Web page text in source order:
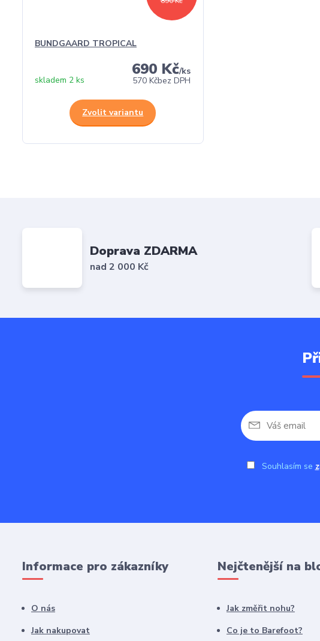
BUNDGAARD TROPICAL
690 Kč/ks
570 Kčbez DPH
skladem 2 ks
Zvolit variantu
Doprava ZDARMA
nad 2 000 Kč
Souhlasím se
Informace pro zákazníky
O nás
Jak nakupovat
Nejčtenější na
Jak změřit nohu?
Co je to Barefoot?